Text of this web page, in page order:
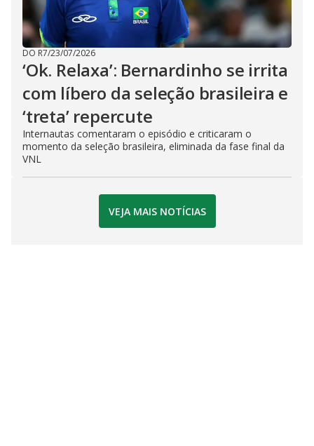
DO R7/23/07/2026
‘Ok. Relaxa’: Bernardinho se irrita
com líbero da seleção brasileira e
‘treta’ repercute
Internautas comentaram o episódio e criticaram o
momento da seleção brasileira, eliminada da fase final da
VNL
VEJA MAIS NOTÍCIAS